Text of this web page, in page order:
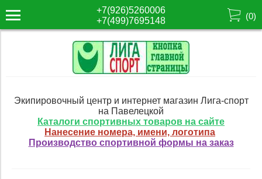
+7(926)5260006
+7(499)7695148
(0)
Экипировочный центр и интернет магазин Лига-спорт
на Павелецкой
Каталоги спортивных товаров на сайте
Нанесение номера, имени, логотипа
Производство спортивной формы на заказ